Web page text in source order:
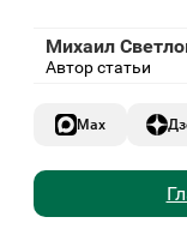
Михаил
Автор статьи
Max